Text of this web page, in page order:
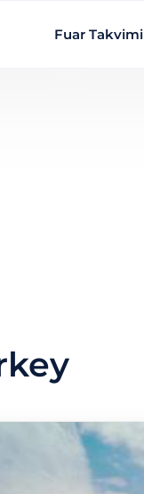
Fuar Takvimi